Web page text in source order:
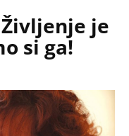
je
si ga!